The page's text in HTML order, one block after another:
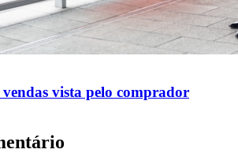
vendas vista pelo comprador